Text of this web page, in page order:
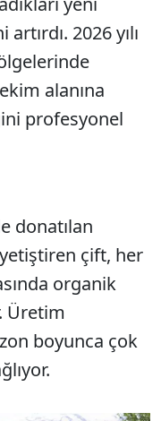
2026 yılı
alanına
profesyonel
donatılan
çift, her
organik
Üretim
boyunca çok